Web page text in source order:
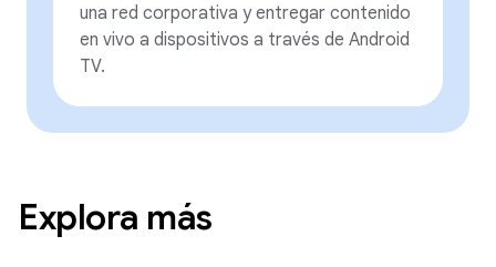
una red corporativa y entregar contenido
en vivo a dispositivos a través de Android
TV.
Explora más